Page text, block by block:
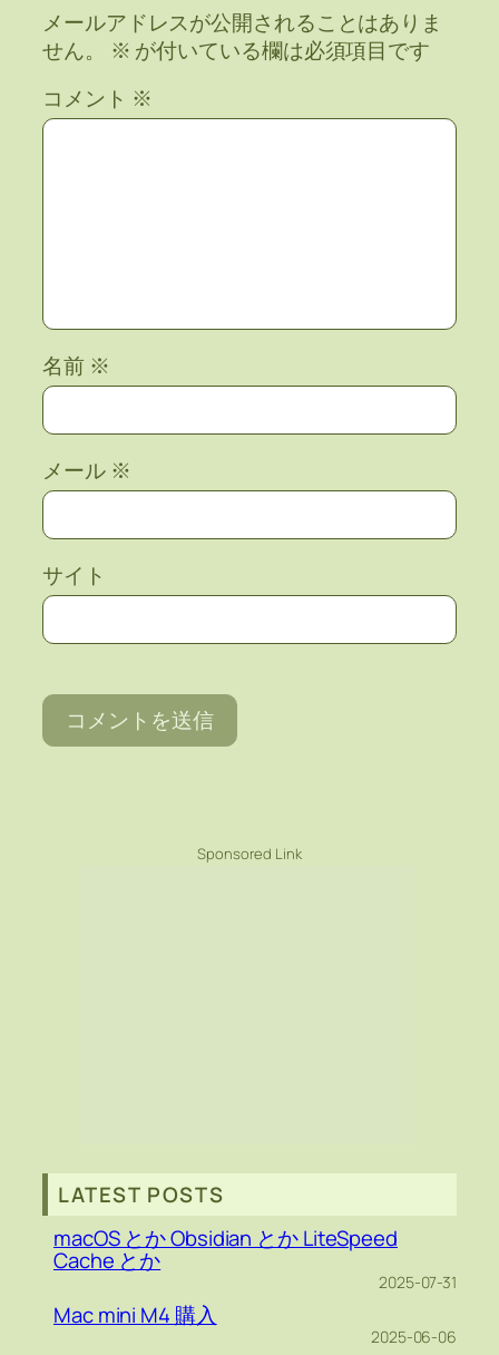
メールアドレスが公開されることはありま
せん。
※ が付いている欄は必須項目です
コメント ※
名前 ※
メール ※
サイト
Sponsored Link
LATEST POSTS
macOS とか Obsidian とか LiteSpeed
Cache とか
2025-07-31
Mac mini M4 購入
2025-06-06